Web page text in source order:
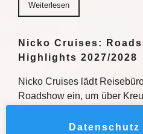
Weiterlesen
Nicko Cruises:
Highlights 2027/2028
Nicko Cruises lädt
Roadshow ein, um über
Verkaufstipps, direktem